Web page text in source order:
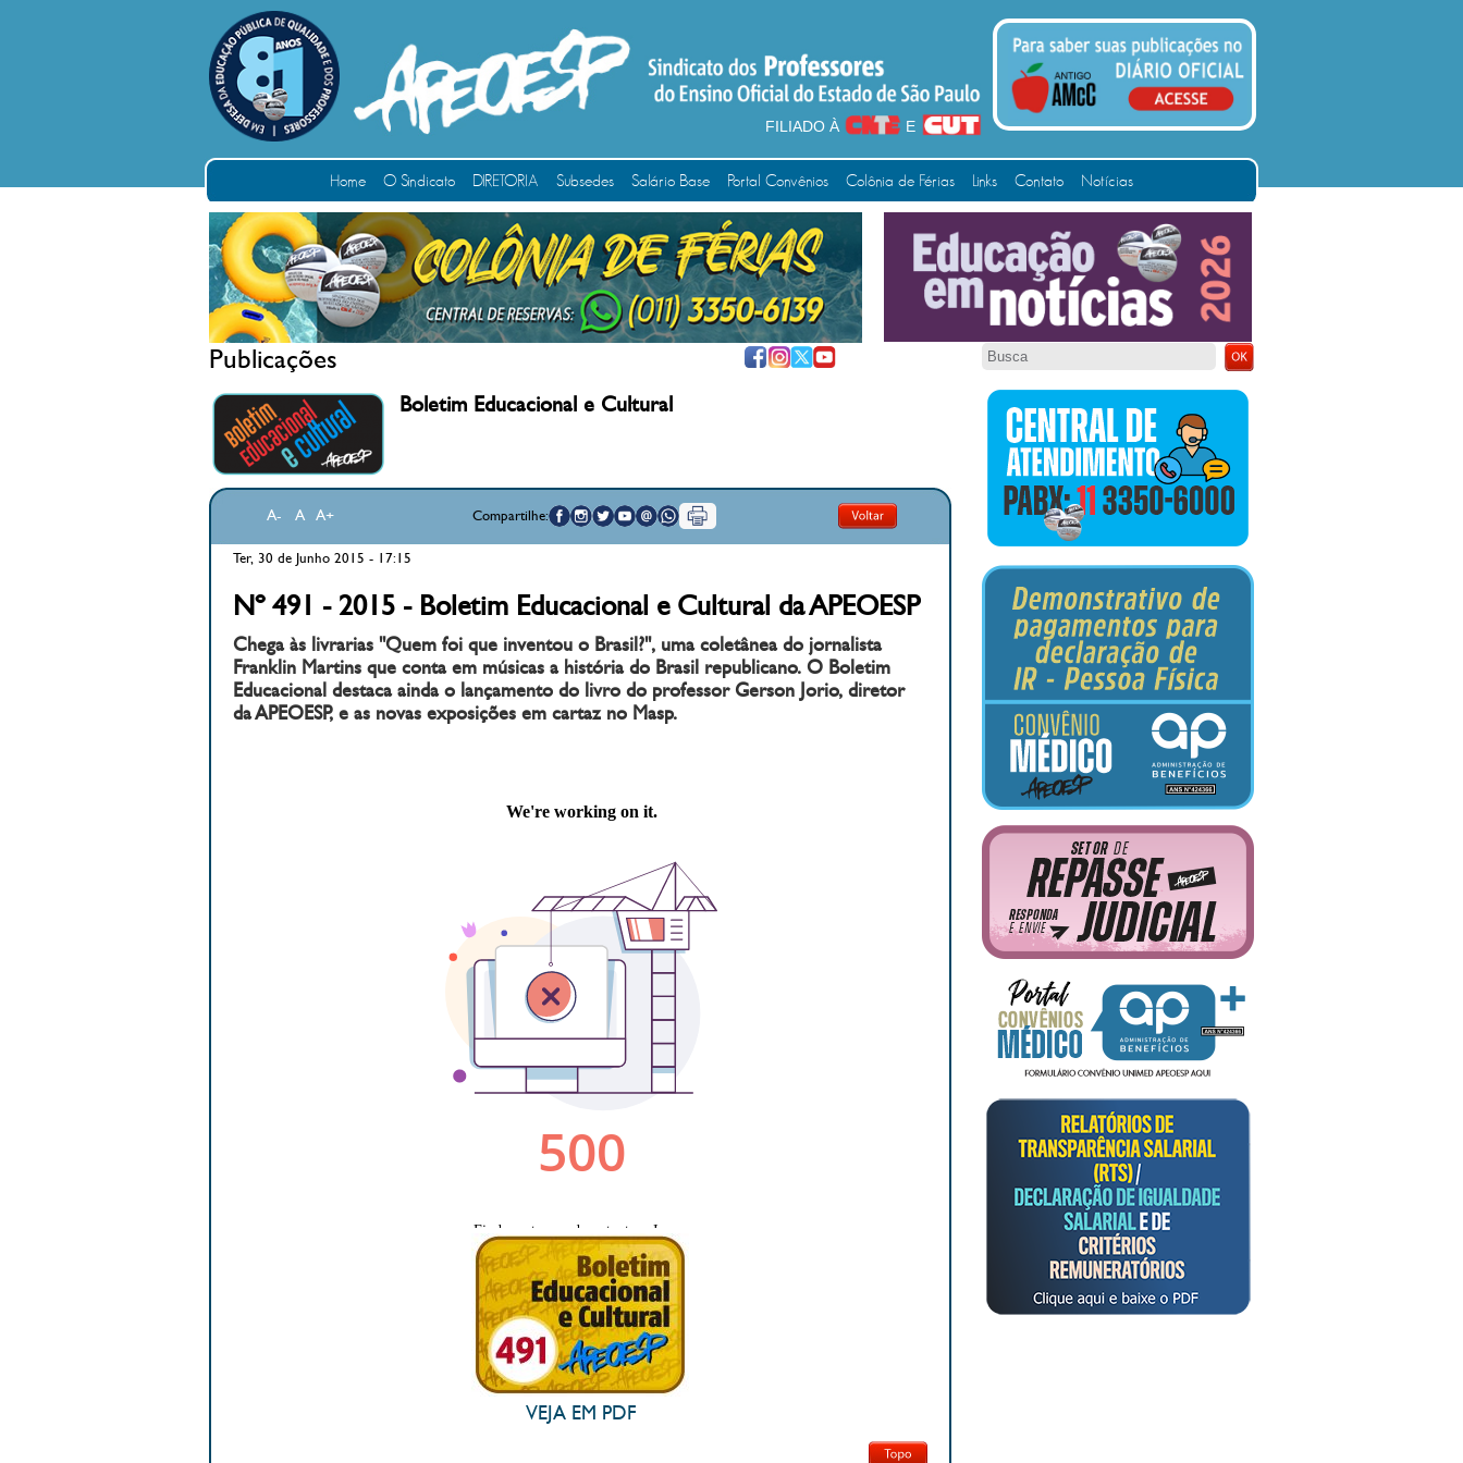
FILIADO À E
Home O Sindicato DIRETORIA Subsedes Salário Base Portal Convênios Colônia de Férias Links Contato Notícias
Publicações
Boletim Educacional e Cultural
A- A A+ Compartilhe:
Ter, 30 de Junho 2015 - 17:15
Nº 491 - 2015 - Boletim Educacional e Cultural da APEOESP
Chega às livrarias "Quem foi que inventou o Brasil?", uma coletânea do jornalista
Franklin Martins que conta em músicas a história do Brasil republicano. O Boletim
Educacional destaca ainda o lançamento do livro do professor Gerson Jorio, diretor
da APEOESP, e as novas exposições em cartaz no Masp.
VEJA EM PDF